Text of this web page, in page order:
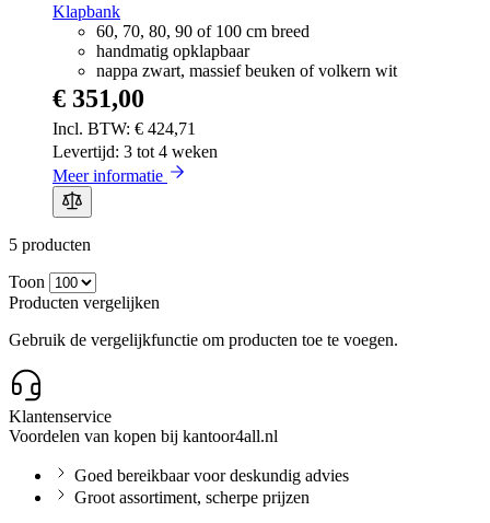
Klapbank
60, 70, 80, 90 of 100 cm breed
handmatig opklapbaar
nappa zwart, massief beuken of volkern wit
€ 424,71
€ 351,00
Levertijd: 3 tot 4 weken
Meer informatie
5 producten
Toon
Producten vergelijken
Gebruik de vergelijkfunctie om producten toe te voegen.
Klantenservice
Voordelen van kopen bij kantoor4all.nl
Goed bereikbaar voor deskundig advies
Groot assortiment, scherpe prijzen